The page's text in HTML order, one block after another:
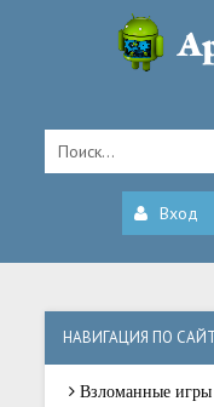
Вход
НАВИГАЦИЯ ПО
Взломанные